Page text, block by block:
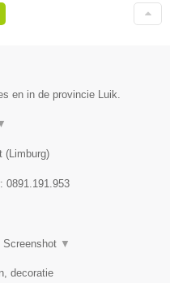
en in de provincie Luik.
(Limburg)
0891.191.953
Screenshot ▼
decoratie